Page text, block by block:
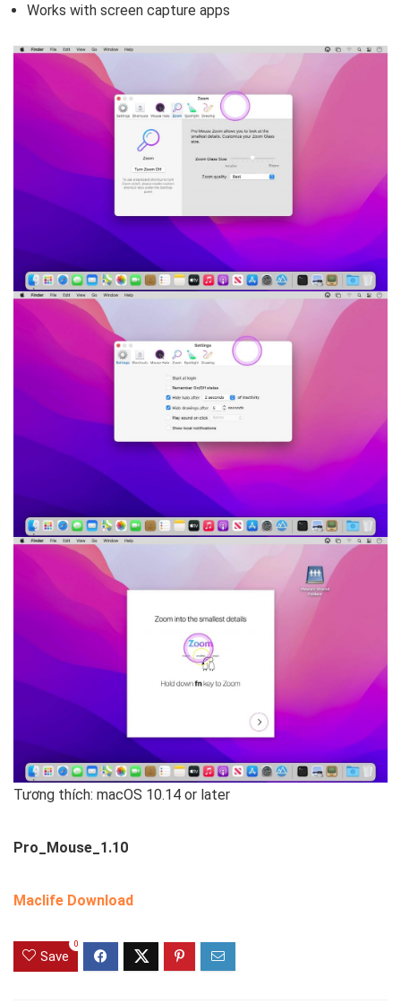
Works with screen capture apps
Tương thích: macOS 10.14 or later
Pro_Mouse_1.10
Maclife Download
Save
0